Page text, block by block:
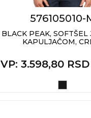
576105010-
BLACK PEAK, SOFTŠEL
KAPULJAČOM,
VP: 3.598,80